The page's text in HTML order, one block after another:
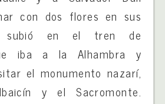
con dos flores en sus
subió en el tren de
iba a la Alhambra y
el monumento nazarí,
y el Sacromonte.